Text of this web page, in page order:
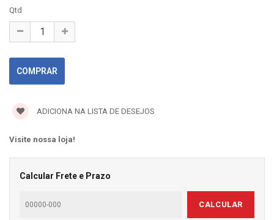
Qtd
ADICIONA NA LISTA DE DESEJOS
Visite nossa loja!
Calcular Frete e Prazo
CALCULAR